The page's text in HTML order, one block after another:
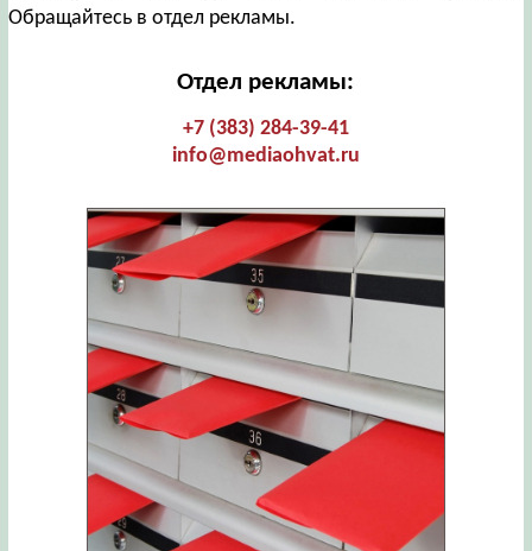
Обращайтесь в отдел рекламы.
Отдел рекламы:
+7 (383) 284-39-41
info@mediaohvat.ru